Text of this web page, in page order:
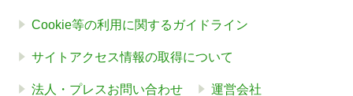
Cookie等の利用に関するガイドライン
サイトアクセス情報の取得について
法人・プレスお問い合わせ 運営会社